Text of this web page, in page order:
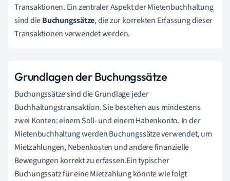
Transaktionen. Ein zentraler Aspekt der Mietenbuchhaltung
sind dieBuchungssätze, die zur korrekten Erfassung dieser
Transaktionen verwendet werden.
Grundlagen der Buchungssätze
Buchungssätze sind die Grundlage jeder
Buchhaltungstransaktion. Sie bestehen aus mindestens
zwei Konten: einem Soll- und einem Habenkonto. In der
Mietenbuchhaltung werden Buchungssätze verwendet, um
Mietzahlungen, Nebenkosten und andere finanzielle
Bewegungen korrekt zu erfassen.Ein typischer
Buchungssatz für eine Mietzahlung könnte wie folgt